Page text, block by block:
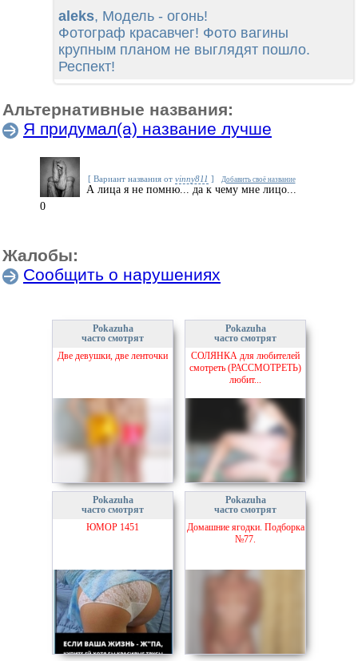
aleks, Модель - огонь!
Фотограф красавчег! Фото вагины
крупным планом не выглядят пошло.
Респект!
Альтернативные названия:
Я придумал(а) название лучше
0
[ Вариант названия от vinny811 ] Добавить своё название
А лица я не помню... да к чему мне лицо...
Жалобы:
Сообщить о нарушениях
Pokazuha
часто смотрят
Две девушки, две ленточки
Pokazuha
часто смотрят
СОЛЯНКА для любителей
смотреть (РАССМОТРЕТЬ)
любит...
Pokazuha
часто смотрят
ЮМОР 1451
Pokazuha
часто смотрят
Домашние ягодки. Подборка
№77.